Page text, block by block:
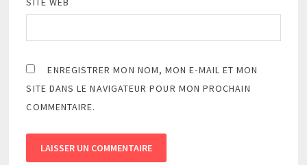
ENREGISTRER MON NOM, MON E-MAIL ET MON
SITE DANS LE NAVIGATEUR POUR MON PROCHAIN
COMMENTAIRE.